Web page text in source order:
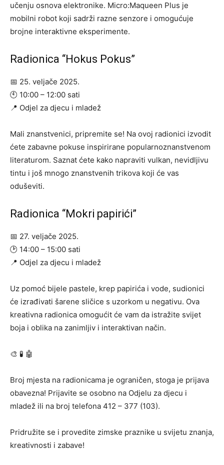
učenju osnova elektronike. Micro:Maqueen Plus je
mobilni robot koji sadrži razne senzore i omogućuje
brojne interaktivne eksperimente.
Radionica “Hokus Pokus”
📅 25. veljače 2025.
🕙 10:00 – 12:00 sati
📍 Odjel za djecu i mladež
Mali znanstvenici, pripremite se! Na ovoj radionici izvodit
ćete zabavne pokuse inspirirane popularnoznanstvenom
literaturom. Saznat ćete kako napraviti vulkan, nevidljivu
tintu i još mnogo znanstvenih trikova koji će vas
oduševiti.
Radionica “Mokri papirići”
📅 27. veljače 2025.
🕑 14:00 – 15:00 sati
📍 Odjel za djecu i mladež
Uz pomoć bijele pastele, krep papirića i vode, sudionici
će izrađivati šarene sličice s uzorkom u negativu. Ova
kreativna radionica omogućit će vam da istražite svijet
boja i oblika na zanimljiv i interaktivan način.
🎨 🧪 🤖
Broj mjesta na radionicama je ograničen, stoga je prijava
obavezna! Prijavite se osobno na Odjelu za djecu i
mladež ili na broj telefona 412 – 377 (103).
Pridružite se i provedite zimske praznike u svijetu znanja,
kreativnosti i zabave!